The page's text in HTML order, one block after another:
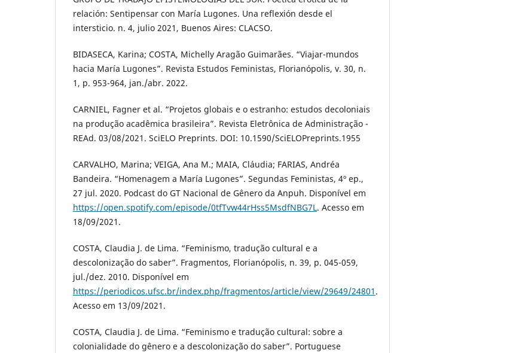
relación: Sentipensar con María Lugones. Una reflexión desde el
intersticio. n. 4, julio 2021, Buenos Aires: CLACSO.
BIDASECA, Karina; COSTA, Michelly Aragão Guimarães. “Viajar-mundos
hacia María Lugones”. Revista Estudos Feministas, Florianópolis, v. 30, n.
1, p. 953-964, jan./abr. 2022.
CARNIEL, Fagner et al. “Projetos globais e o estranho: estudos decoloniais
na produção acadêmica brasileira”. Revista Eletrônica de Administração -
REAd. 03/08/2021. SciELO Preprints. DOI: 10.1590/SciELOPreprints.1955
CARVALHO, Marina; VEIGA, Ana M.; MAIA, Cláudia; FARIAS, Andréa
Bandeira. “Homenagem a María Lugones”. Segundas Feministas, 4º ep.,
27 jul. 2020. Podcast do GT Nacional de Gênero da Anpuh. Disponível em
https://open.spotify.com/episode/0tfTvw44rHss5MsdfNBG7L. Acesso em
18/09/2021.
COSTA, Claudia J. de Lima. “Feminismo, tradução cultural e a
descolonização do saber”. Fragmentos, Florianópolis, n. 39, p. 045-059,
jul./dez. 2010. Disponível em
https://periodicos.ufsc.br/index.php/fragmentos/article/view/29649/24801 .
Acesso em 13/09/2021.
COSTA, Claudia J. de Lima. “Feminismo e tradução cultural: sobre a
colonialidade do gênero e a descolonização do saber”. Portuguese